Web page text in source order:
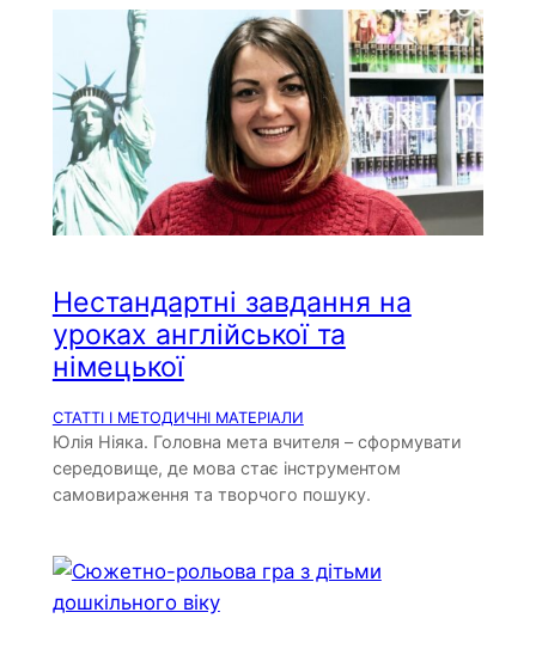
Нестандартні завдання на
уроках англійської та
німецької
СТАТТІ І МЕТОДИЧНІ МАТЕРІАЛИ
Юлія Ніяка. Головна мета вчителя – сформувати
середовище, де мова стає інструментом
самовираження та творчого пошуку.